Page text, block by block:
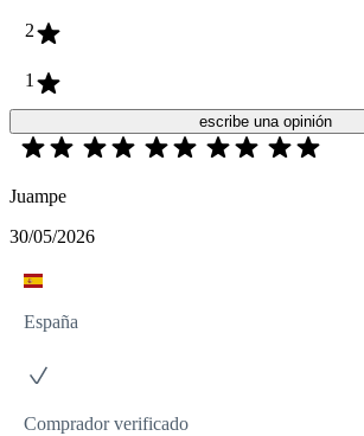
2
1
escribe una opinión
Juampe
30/05/2026
España
Comprador verificado